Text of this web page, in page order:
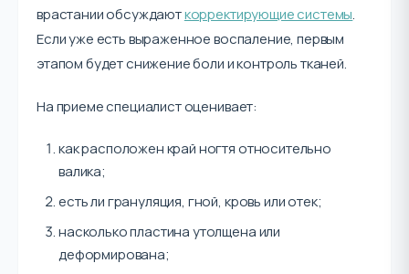
врастании обсуждаюткорректирующие системы.
Если уже есть выраженное воспаление, первым
этапом будет снижение боли и контроль тканей.
На приеме специалист оценивает:
как расположен край ногтя относительно
валика;
есть ли грануляция, гной, кровь или отек;
насколько пластина утолщена или
деформирована;